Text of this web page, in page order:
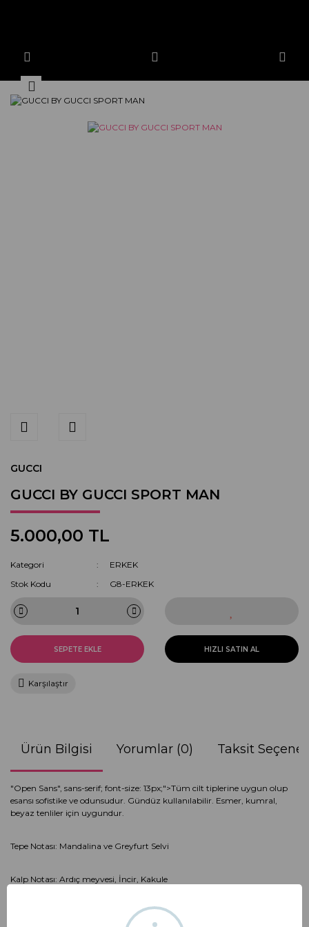
GUCCI
GUCCI BY GUCCI SPORT MAN
5.000,00 TL
Kategori
ERKEK
Stok Kodu
G8-ERKEK
SEPETE EKLE HIZLI SATIN AL
Karşılaştır
Ürün Bilgisi Yorumlar (0) Taksit
"Open Sans", sans-serif; font-size: 13px;">Tüm cilt tiplerine uygun olup
esansı sofistike ve odunsudur. Gündüz kullanılabilir. Esmer, kumral,
beyaz tenliler için uygundur.
Tepe Notası: Mandalina ve Greyfurt Selvi
Kalp Notası: Ardıç meyvesi, İncir, Kakule
Dip Notlası: Paçuli, Ambrit Tohumu,